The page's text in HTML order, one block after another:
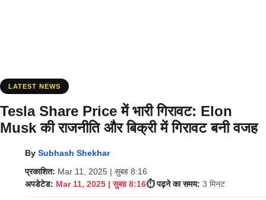
LATEST NEWS
Tesla Share Price में भारी गिरावट: Elon
Musk की राजनीति और बिक्री में गिरावट बनी वजह
By Subhash Shekhar
प्रकाशित: Mar 11, 2025 | सुबह 8:16
अपडेटेड: Mar 11, 2025 | सुबह 8:16⏱️ पढ़ने का समय: 3 मिनट